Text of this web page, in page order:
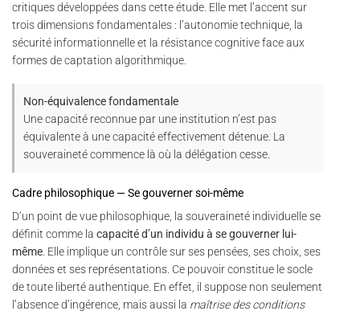
critiques développées dans cette étude. Elle met l’accent sur
trois dimensions fondamentales : l’autonomie technique, la
sécurité informationnelle et la résistance cognitive face aux
formes de captation algorithmique.
Non-équivalence fondamentale
Une capacité reconnue par une institution n’est pas
équivalente à une capacité effectivement détenue. La
souveraineté commence là où la délégation cesse.
Cadre philosophique — Se gouverner soi-même
D’un point de vue philosophique, la souveraineté individuelle se
définit comme la capacité d’un individu à se gouverner lui-
même . Elle implique un contrôle sur ses pensées, ses choix, ses
données et ses représentations. Ce pouvoir constitue le socle
de toute liberté authentique. En effet, il suppose non seulement
l’absence d’ingérence, mais aussi la maîtrise des conditions